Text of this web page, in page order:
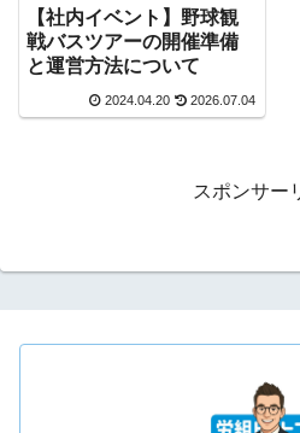
【社内イベント】野球観
戦バスツアーの開催準備
と運営方法について
2024.04.20 2026.07.04
スポンサー